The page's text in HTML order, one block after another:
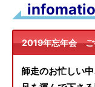
2019年忘年会 ご
師走のお忙しい